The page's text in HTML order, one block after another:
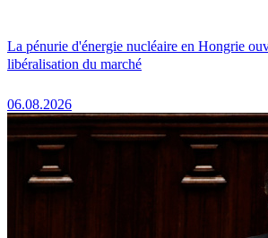
La pénurie d'énergie nucléaire en Hongrie
libéralisation du marché
06.08.2026